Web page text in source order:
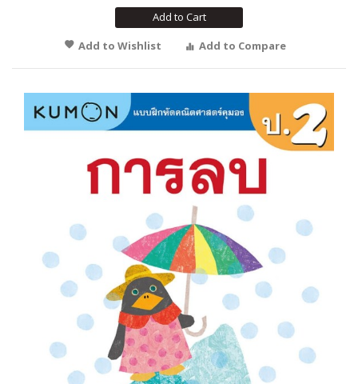
Add to Cart
Add to Wishlist
Add to Compare